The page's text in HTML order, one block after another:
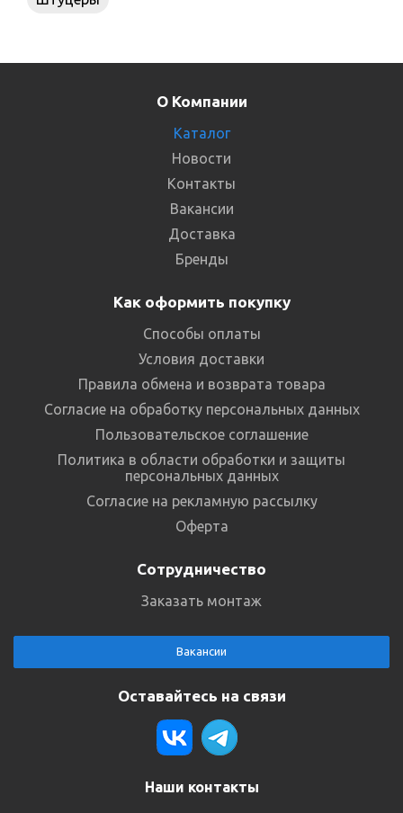
О Компании
Каталог
Новости
Контакты
Вакансии
Доставка
Бренды
Как оформить покупку
Способы оплаты
Условия доставки
Правила обмена и возврата товара
Согласие на обработку персональных данных
Пользовательское соглашение
Политика в области обработки и защиты
персональных данных
Согласие на рекламную рассылку
Оферта
Сотрудничество
Заказать монтаж
Вакансии
Оставайтесь на связи
Наши контакты